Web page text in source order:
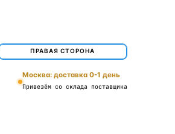
ПРАВАЯ СТОРОНА
Москва: доставка 0-1 день
Привезём со склада поставщика